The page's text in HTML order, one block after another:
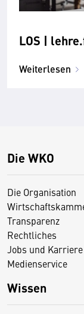
LOS |
Weiterlesen
Die WKO
Die Organisation
Transparenz
Rechtliches
Jobs und Karriere
Medienservice
Wissen